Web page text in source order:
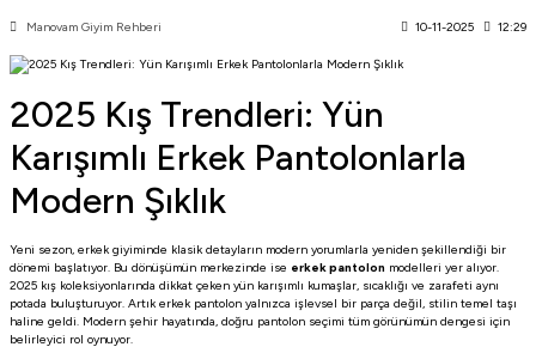
Manovam Giyim Rehberi 10-11-2025 12:29
2025 Kış Trendleri: Yün
Karışımlı Erkek Pantolonlarla
Modern Şıklık
Yeni sezon, erkek giyiminde klasik detayların modern yorumlarla yeniden şekillendiği bir
dönemi başlatıyor. Bu dönüşümün merkezinde ise erkek pantolon modelleri yer alıyor.
2025 kış koleksiyonlarında dikkat çeken yün karışımlı kumaşlar, sıcaklığı ve zarafeti aynı
potada buluşturuyor. Artık erkek pantolon yalnızca işlevsel bir parça değil, stilin temel taşı
haline geldi. Modern şehir hayatında, doğru pantolon seçimi tüm görünümün dengesi için
belirleyici rol oynuyor.